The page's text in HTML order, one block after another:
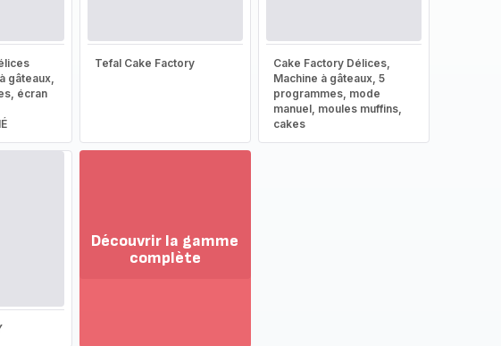
gâteaux,
écran
Tefal Cake Factory
Cake Factory Délices,
Machine à gâteaux, 5
programmes, mode
manuel, moules muffins,
cakes
Découvrir la gamme
complète